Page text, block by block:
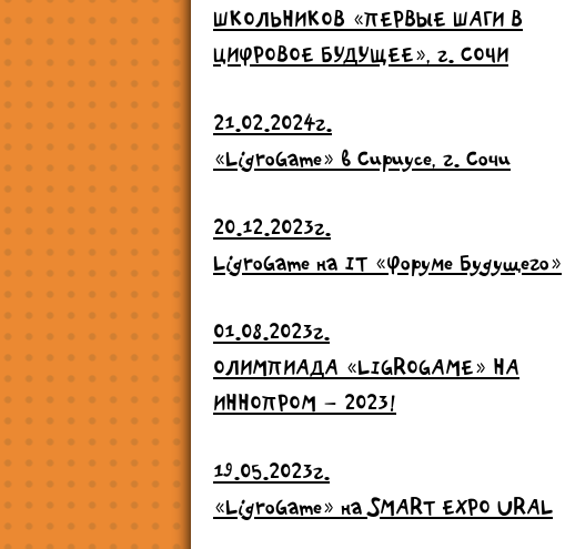
ШКОЛЬНИКОВ «ПЕРВЫЕ ШАГИ В
ЦИФРОВОЕ БУДУЩЕЕ», г. СОЧИ
21.02.2024г.
«LigroGame» в Сириусе, г. Сочи
20.12.2023г.
LigroGame на IT «Форуме Будущего»
01.08.2023г.
ОЛИМПИАДА «LIGROGAME» НА
ИННОПРОМ – 2023!
19.05.2023г.
«LigroGame» на SMART EXPO URAL